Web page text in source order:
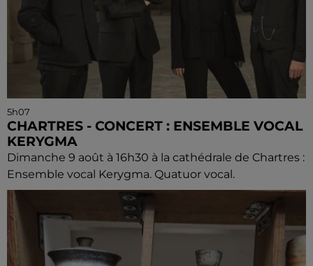
5h07
CHARTRES - CONCERT : ENSEMBLE VOCAL
KERYGMA
Dimanche 9 août à 16h30 à la cathédrale de Chartres :
Ensemble vocal Kerygma. Quatuor vocal.